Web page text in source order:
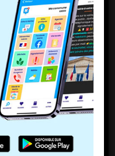
ET DES BOSQUETS
ANIMAUX ET DEJECTIONS
D’AIN